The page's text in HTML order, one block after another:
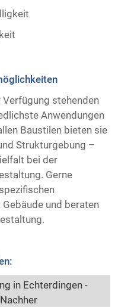
stehenden
Anwendungen
Baustilen bieten sie
Strukturgebung –
bei der
Gerne
und beraten
in Echterdingen -